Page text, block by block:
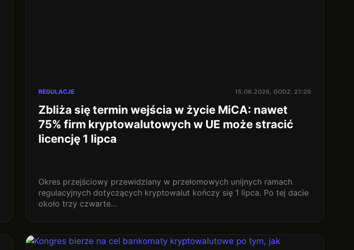
REGULACJE 15.06.2026, GODZ. 21:26
Zbliża się termin wejścia w życie MiCA: nawet
75% firm kryptowalutowych w UE może stracić
licencję 1 lipca
Okres przejściowy przewidziany w przełomowych unijnych ramach
regulacyjnych dotyczących kryptowalut kończy się 1 lipca. Po tej dacie
około trzy czwarte…